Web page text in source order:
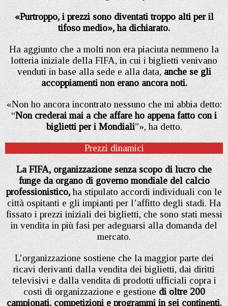
«Purtroppo, i prezzi sono diventati troppo alti per il
tifoso medio», ha dichiarato.
Ha aggiunto che a molti non era piaciuta nemmeno la
lotteria iniziale della FIFA, in cui i biglietti venivano
venduti in base alla sede e alla data,anche se gli
accoppiamenti non erano ancora noti.
«Non ho ancora incontrato nessuno che mi abbia detto:
“Non crederai mai a che affare ho appena fatto con i
biglietti per i Mondiali”», ha detto.
Prezzi dinamici
La FIFA, organizzazione senza scopo di lucro che
funge da organo di governo mondiale del calcio
professionistico,ha stipulato accordi individuali con le
città ospitanti e gli impianti per l’affitto degli stadi. Ha
fissato i prezzi iniziali dei biglietti, che sono stati messi
in vendita in più fasi per adeguarsi alla domanda del
mercato.
L’organizzazione sostiene che la maggior parte dei
ricavi derivanti dalla vendita dei biglietti, dai diritti
televisivi e dalla vendita di prodotti ufficiali copra i
costi di organizzazione e gestionedi oltre 200
campionati, competizioni e programmi in sei continenti.